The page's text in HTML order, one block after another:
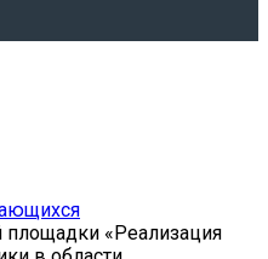
площадки «Реализация